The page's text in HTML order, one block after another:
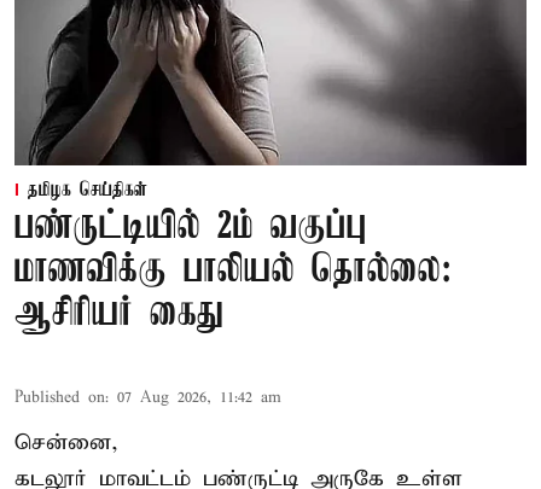
தமிழக செய்திகள்
பண்ருட்டியில் 2ம் வகுப்பு
மாணவிக்கு பாலியல் தொல்லை:
ஆசிரியர் கைது
Published on: 07 Aug 2026, 11:42 am
சென்னை,
கடலூர் மாவட்டம் பண்ருட்டி அருகே உள்ள